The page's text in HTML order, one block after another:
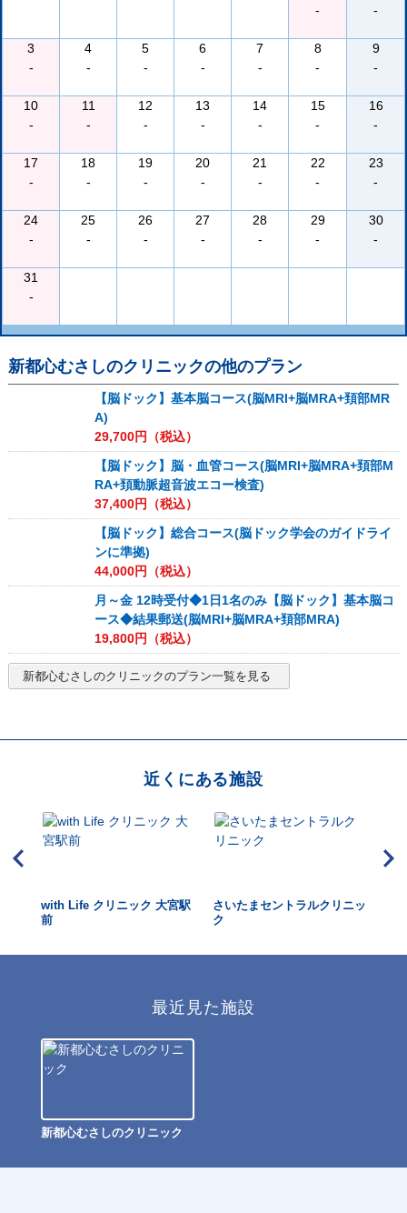
-
-
3
-
4
-
5
-
6
-
7
-
8
-
9
-
10
-
11
-
12
-
13
-
14
-
15
-
16
-
17
-
18
-
19
-
20
-
21
-
22
-
23
-
24
-
25
-
26
-
27
-
28
-
29
-
30
-
31
-
新都心むさしのクリニックの他のプラン
【脳ドック】基本脳コース(脳MRI+脳MRA+頚部MR
A)
29,700円（税込）
【脳ドック】脳・血管コース(脳MRI+脳MRA+頚部M
RA+頚動脈超音波エコー検査)
37,400円（税込）
【脳ドック】総合コース(脳ドック学会のガイドライ
ンに準拠)
44,000円（税込）
月～金 12時受付◆1日1名のみ【脳ドック】基本脳コ
ース◆結果郵送(脳MRI+脳MRA+頚部MRA)
19,800円（税込）
新都心むさしのクリニックのプラン一覧を見る
近くにある施設
with Life クリニック 大宮駅
前
さいたまセントラルクリニッ
ク
最近見た施設
新都心むさしのクリニック